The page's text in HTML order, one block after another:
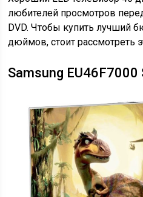
любителей просмотров
DVD. Чтобы купить лучший
дюймов, стоит рассмотреть
Samsung EU46F7000